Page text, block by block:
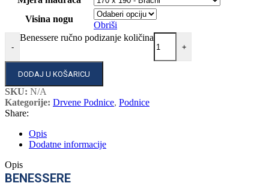
Visina nogu
Obriši
-
Benessere ručno podizanje količina
+
DODAJ U KOŠARICU
SKU: N/A
Kategorije: Drvene Podnice, Podnice
Share:
Opis
Dodatne informacije
Opis
BENESSERE